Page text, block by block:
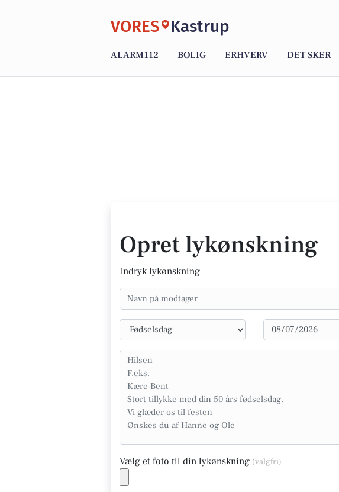
VORES Kastrup
ALARM112 BOLIG ERHVERV DET SKER
Opret lykønskning
Indryk lykønskning
Vælg et foto til din lykønskning (valgfri)